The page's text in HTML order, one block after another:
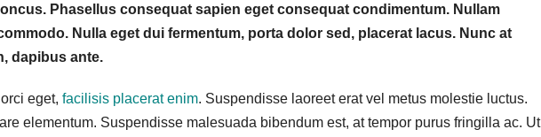
Phasellus consequat sapien eget consequat condimentum. Nullam
Nulla eget dui fermentum, porta dolor sed, placerat lacus. Nunc at
dapibus ante.
eget, facilisis placerat enim. Suspendisse laoreet erat vel metus molestie luctus.
elementum. Suspendisse malesuada bibendum est, at tempor purus fringilla ac. Ut